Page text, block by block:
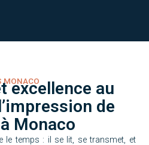
MONACO
excellence au
de
Monaco
le temps : il se lit, se transmet, et